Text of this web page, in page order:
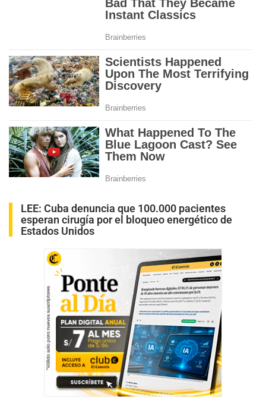
LEE: Cuba denuncia que 100.000 pacientes
esperan cirugía por el bloqueo energético de
Estados Unidos